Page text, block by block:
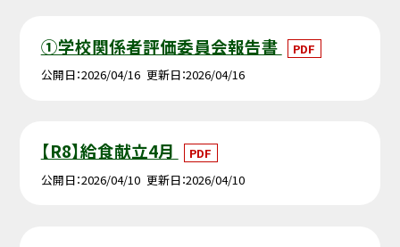
①学校関係者評価委員会報告書
PDF
公開日 2026/04/16 更新日 2026/04/16
【R8】給食献立4月
PDF
公開日 2026/04/10 更新日 2026/04/10